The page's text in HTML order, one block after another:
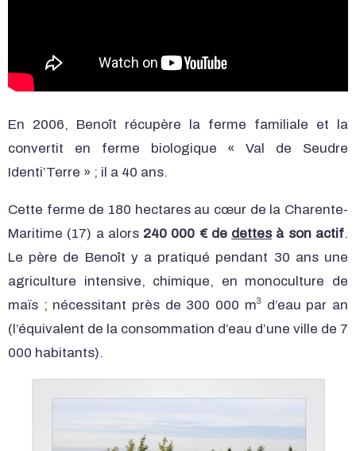
En 2006, Benoît récupère la ferme familiale et la
convertit en ferme biologique « Val de Seudre
Identi’Terre » ; il a 40 ans.
Cette ferme de 180 hectares au cœur de la Charente-
Maritime (17) a alors 240 000 € de dettesà son actif.
Le père de Benoît y a pratiqué pendant 30 ans une
agriculture intensive, chimique, en monoculture de
maïs ; nécessitant près de 300 000 m3
d’eau par an
(l’équivalent de la consommation d’eau d’une ville de 7
000 habitants).